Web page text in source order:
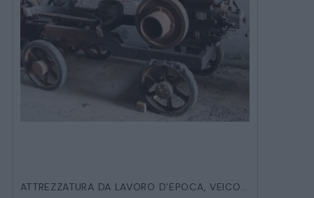
ATTREZZATURA DA LAVORO D'EPOCA, VEICOLI D'EPOCA